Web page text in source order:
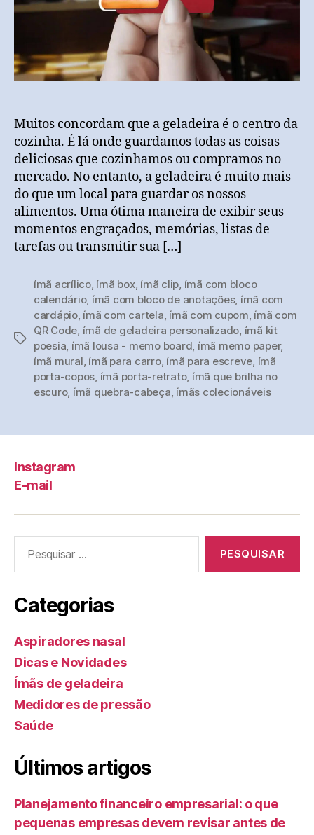
Muitos concordam que a geladeira é o centro da
cozinha. É lá onde guardamos todas as coisas
deliciosas que cozinhamos ou compramos no
mercado. No entanto, a geladeira é muito mais
do que um local para guardar os nossos
alimentos. Uma ótima maneira de exibir seus
momentos engraçados, memórias, listas de
tarefas ou transmitir sua […]
Tags
ímã acrílico, ímã box, ímã clip, ímã com bloco
calendário, ímã com bloco de anotações, ímã com
cardápio, ímã com cartela, ímã com cupom, ímã com
QR Code, ímã de geladeira personalizado, ímã kit
poesia, ímã lousa - memo board, ímã memo paper,
ímã mural, ímã para carro, ímã para escreve, ímã
porta-copos, ímã porta-retrato, ímã que brilha no
escuro, ímã quebra-cabeça, ímãs colecionáveis
Instagram
E-mail
por:
Categorias
Aspiradores nasal
Dicas e Novidades
Ímãs de geladeira
Medidores de pressão
Saúde
Últimos artigos
Planejamento financeiro empresarial: o que
pequenas empresas devem revisar antes de